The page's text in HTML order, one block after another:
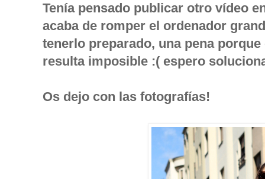
Tenía pensado publicar otro vídeo
acaba de romper el ordenador
tenerlo preparado, una pena
resulta imposible :( espero
Os dejo con las fotografías!